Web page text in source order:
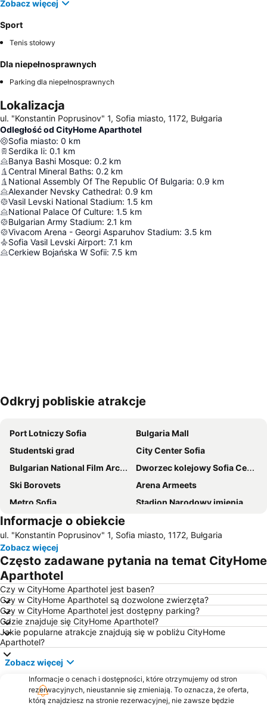
Zobacz więcej
Sport
Tenis stołowy
Dla niepełnosprawnych
Parking dla niepełnosprawnych
Lokalizacja
ul. "Konstantin Poprusinov" 1, Sofia miasto, 1172, Bułgaria
Odległość od CityHome Aparthotel
Sofia miasto: 0 km
Serdika Ii: 0.1 km
Banya Bashi Mosque: 0.2 km
Central Mineral Baths: 0.2 km
National Assembly Of The Republic Of Bulgaria: 0.9 km
Alexander Nevsky Cathedral: 0.9 km
Vasil Levski National Stadium: 1.5 km
National Palace Of Culture: 1.5 km
Bulgarian Army Stadium: 2.1 km
Vivacom Arena - Georgi Asparuhov Stadium: 3.5 km
Sofia Vasil Levski Airport: 7.1 km
Cerkiew Bojańska W Sofii: 7.5 km
Powiększ mapę
Odkryj pobliskie atrakcje
Port Lotniczy Sofia
Bulgaria Mall
Studentski grad
City Center Sofia
Bulgarian National Film Archive
Dworzec kolejowy Sofia Centralna
Ski Borovets
Arena Armeets
Metro Sofia
Stadion Narodowy imienia Wasyla Lewskiego w Sofii
Poduyane
Lozenets
Serdika Center
Bulwar Witosza
Ex Grand Hotel Imperial
Centrum Inter Expo
Serdika
Montecito
Silver Center
Informacje o obiekcie
ul. "Konstantin Poprusinov" 1, Sofia miasto, 1172, Bułgaria
Zobacz więcej
Często zadawane pytania na temat CityHome
Aparthotel
Czy w CityHome Aparthotel jest basen?
Czy w CityHome Aparthotel są dozwolone zwierzęta?
Czy w CityHome Aparthotel jest dostępny parking?
Gdzie znajduje się CityHome Aparthotel?
Jakie popularne atrakcje znajdują się w pobliżu CityHome
Aparthotel?
Zobacz więcej
Informacje o cenach i dostępności, które otrzymujemy od stron
rezerwacyjnych, nieustannie się zmieniają. To oznacza, że oferta,
którą znajdziesz na stronie rezerwacyjnej, nie zawsze będzie